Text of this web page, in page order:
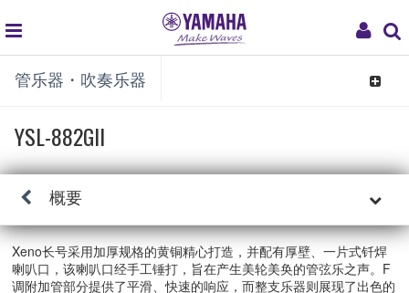
My
global
navigation
管乐器・吹奏乐器
Toggle
YSL-882GII
概要
Xeno长号采用加厚规格的黄铜精心打造，并配有厚壁、一片式钎焊
喇叭口，该喇叭口经手工锤打，旨在产生美轮美奂的管弦乐之声。F
调附加管部分提供了平滑、快速的响应，而整支乐器则展现了出色的